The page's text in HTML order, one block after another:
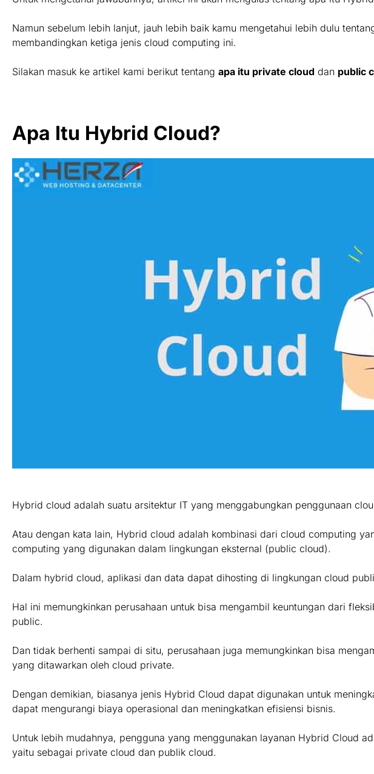
Namun sebelum lebih lanjut, jauh lebih baik kamu mengetahui lebih dulu
membandingkan ketiga jenis cloud computing ini.
Silakan masuk ke artikel kami berikut tentang apa itu private cloud dan public
Apa Itu Hybrid Cloud?
Hybrid cloud adalah suatu arsitektur IT yang menggabungkan penggunaan
Atau dengan kata lain, Hybrid cloud adalah kombinasi dari cloud computing
computing yang digunakan dalam lingkungan eksternal (public cloud).
Dalam hybrid cloud, aplikasi dan data dapat dihosting di lingkungan cloud
Hal ini memungkinkan perusahaan untuk bisa mengambil keuntungan dari
public.
Dan tidak berhenti sampai di situ, perusahaan juga memungkinkan bisa
yang ditawarkan oleh cloud private.
Dengan demikian, biasanya jenis Hybrid Cloud dapat digunakan untuk
dapat mengurangi biaya operasional dan meningkatkan efisiensi bisnis.
Untuk lebih mudahnya, pengguna yang menggunakan layanan Hybrid Cloud
yaitu sebagai private cloud dan publik cloud.